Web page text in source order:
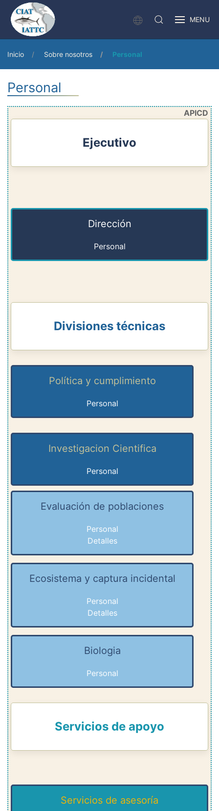
MENU
Inicio Sobre nosotros Personal
Personal
APICD
Ejecutivo
Dirección
Personal
Divisiones técnicas
Política y cumplimiento
Personal
Investigacion Cientifica
Personal
Evaluación de poblaciones
Personal
Detalles
Ecosistema y captura incidental
Personal
Detalles
Biologia
Personal
Servicios de apoyo
Servicios de asesoría